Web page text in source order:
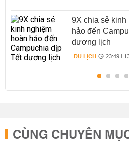
9X chia sẻ kinh
hảo đến
dương lịch
DU LỊCH 23:49 |
CÙNG CHUYÊN